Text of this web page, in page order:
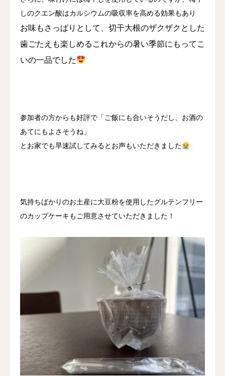
しのクエン酸はカルシウムの吸収率を高める効果もあり
お味もさっぱりとして、切干大根のザクザクとした
歯ごたえも楽しめるこれからの暑い季節にもってこ
いの一品でした
参加者の方からも好評で「ご飯にも合いそうだし、お酒の
あてにもよさそうね」
とお家でも早速試してみるとお声もいただきました
気持ちばかりのお土産に大豆粉を使用したグルテンフリー
のカップケーキもご用意させていただきました！